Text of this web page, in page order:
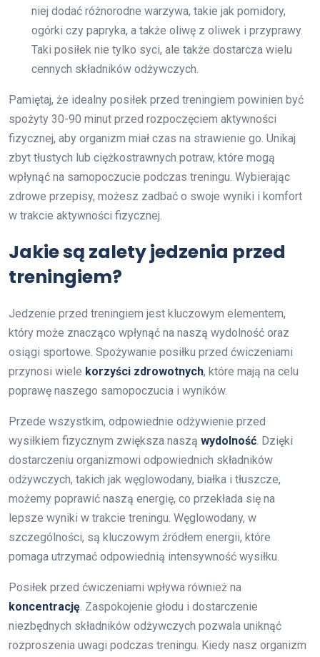
niej dodać różnorodne warzywa, takie jak pomidory,
ogórki czy papryka, a także oliwę z oliwek i przyprawy.
Taki posiłek nie tylko syci, ale także dostarcza wielu
cennych składników odżywczych.
Pamiętaj, że idealny posiłek przed treningiem powinien być
spożyty 30-90 minut przed rozpoczęciem aktywności
fizycznej, aby organizm miał czas na strawienie go. Unikaj
zbyt tłustych lub ciężkostrawnych potraw, które mogą
wpłynąć na samopoczucie podczas treningu. Wybierając
zdrowe przepisy, możesz zadbać o swoje wyniki i komfort
w trakcie aktywności fizycznej.
Jakie są zalety jedzenia przed
treningiem?
Jedzenie przed treningiem jest kluczowym elementem,
który może znacząco wpłynąć na naszą wydolność oraz
osiągi sportowe. Spożywanie posiłku przed ćwiczeniami
przynosi wiele korzyści zdrowotnych, które mają na celu
poprawę naszego samopoczucia i wyników.
Przede wszystkim, odpowiednie odżywienie przed
wysiłkiem fizycznym zwiększa naszą wydolność. Dzięki
dostarczeniu organizmowi odpowiednich składników
odżywczych, takich jak węglowodany, białka i tłuszcze,
możemy poprawić naszą energię, co przekłada się na
lepsze wyniki w trakcie treningu. Węglowodany, w
szczególności, są kluczowym źródłem energii, które
pomaga utrzymać odpowiednią intensywność wysiłku.
Posiłek przed ćwiczeniami wpływa również na
koncentrację. Zaspokojenie głodu i dostarczenie
niezbędnych składników odżywczych pozwala uniknąć
rozproszenia uwagi podczas treningu. Kiedy nasz organizm